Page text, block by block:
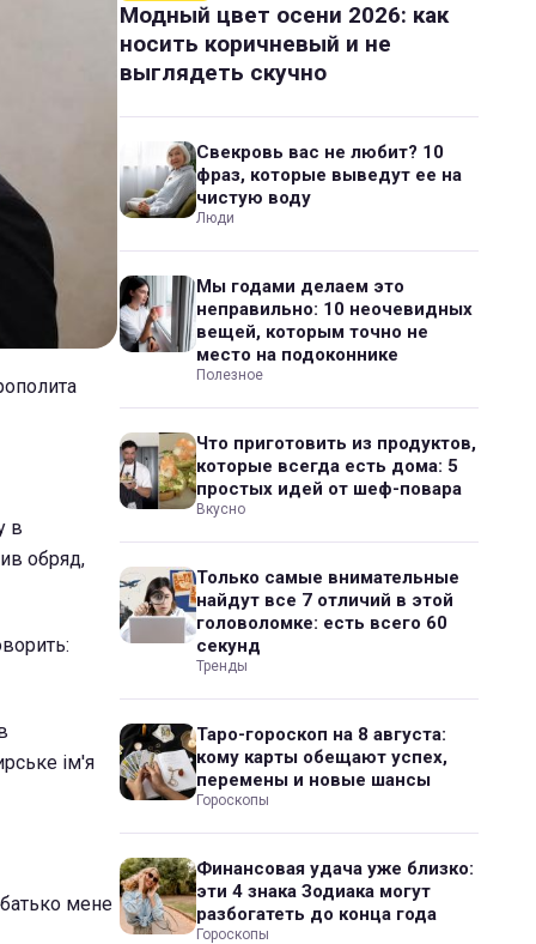
в
обряд,
ім'я
мене
Модный цвет осени 2026: как
носить коричневый и не
выглядеть скучно
Свекровь вас не любит? 10
фраз, которые выведут ее на
чистую воду
Люди
Мы годами делаем это
неправильно: 10 неочевидных
вещей, которым точно не
место на подоконнике
Полезное
Что приготовить из продуктов,
которые всегда есть дома: 5
простых идей от шеф-повара
Вкусно
Только самые внимательные
найдут все 7 отличий в этой
головоломке: есть всего 60
секунд
Тренды
Таро-гороскоп на 8 августа:
кому карты обещают успех,
перемены и новые шансы
Гороскопы
Финансовая удача уже близко:
эти 4 знака Зодиака могут
разбогатеть до конца года
Гороскопы